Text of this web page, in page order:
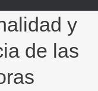
y
de las